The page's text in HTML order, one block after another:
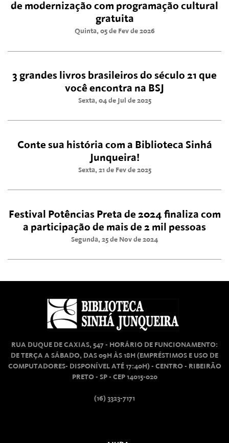
de modernização com programação cultural
gratuita
Quinta, 05 de Fev de 2026
3 grandes livros brasileiros do século 21 que
você encontra na BSJ
Sexta, 04 de Jul de 2025
Conte sua história com a Biblioteca Sinhá
Junqueira!
Sexta, 21 de Fev de 2025
Festival Potências Preta de 2024 finaliza com
a participação de mais de 2 mil pessoas
Segunda, 25 de Nov de 2024
RUA DUQUE DE CAXIAS, 547 - HORÁRIO DE FUNCIONAMENTO:
DE TERÇA A SÁBADO, DAS 09H ÀS 18H (EMPRÉSTIMOS E USO DE
COMPUTADORES- DISPONÍVEL ATÉ 17:40H) - CENTRO - RIBEIRÃO
PRETO - SP - CEP 14015-020
(16) 3323-7171